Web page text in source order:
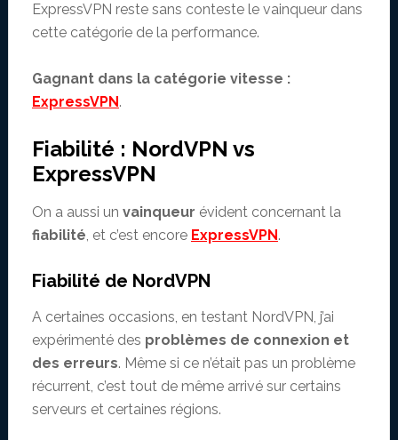
ExpressVPN reste sans conteste le vainqueur dans
cette catégorie de la performance.
Gagnant dans la catégorie vitesse :
ExpressVPN .
Fiabilité : NordVPN vs
ExpressVPN
On a aussi un vainqueur évident concernant la
fiabilité, et c’est encore ExpressVPN .
Fiabilité de NordVPN
A certaines occasions, en testant NordVPN, j’ai
expérimenté des problèmes de connexion et
des erreurs. Même si ce n’était pas un problème
récurrent, c’est tout de même arrivé sur certains
serveurs et certaines régions.